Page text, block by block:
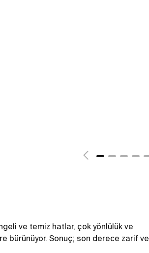
ve temiz hatlar, çok yönlülük ve
bürünüyor. Sonuç; son derece zarif ve